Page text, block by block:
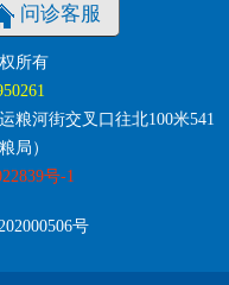
问诊客服
所有
粮河街交叉口往北100米541
局）
号-1
号